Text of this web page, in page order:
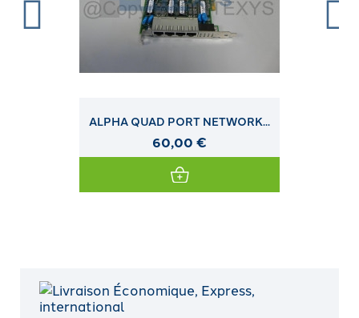
ALPHA QUAD PORT NETWORK...
60,00 €